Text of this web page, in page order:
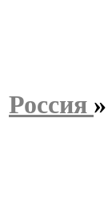
Россия »